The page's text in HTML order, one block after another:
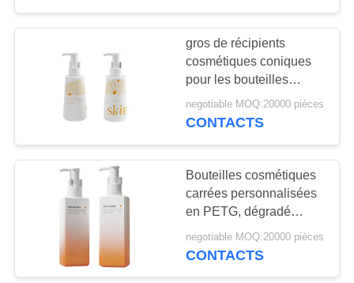
PLAN
PRIVACY
POLICY
Des récipients vides
de rouge à lèvres
10
Capuchon à
parfums
29
gros de récipients
cosmétiques coniques
pour les bouteilles
coniques opaques
PETG
negotiable MOQ:20000 pièces
CONTACTS
Bouteilles cosmétiques
carrées personnalisées
en PETG, dégradé
opaque, emballage pour
nettoyant, pot à crème à
negotiable MOQ:20000 pièces
CONTACTS